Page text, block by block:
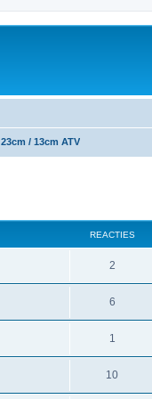
23cm / 13cm ATV
REACTIES
2R
e
t
i
6R
e
c
t
1
e
10R